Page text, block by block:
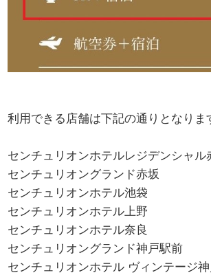
利用できる店舗は下記の通りとなりま
センチュリオンホテルレジデンシャル
センチュリオングランド赤坂
センチュリオンホテル池袋
センチュリオンホテル上野
センチュリオンホテル奈良
センチュリオングランド神戸駅前
センチュリオンホテル ヴィンテージ